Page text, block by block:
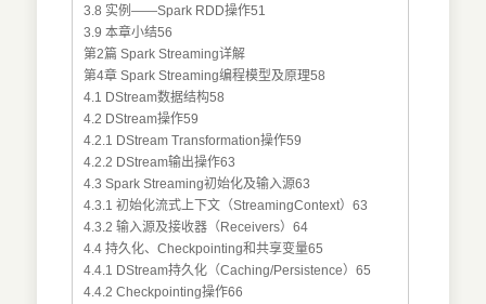
3.8 实例——Spark RDD操作51
3.9 本章小结56
第2篇 Spark Streaming详解
第4章 Spark Streaming编程模型及原理58
4.1 DStream数据结构58
4.2 DStream操作59
4.2.1 DStream Transformation操作59
4.2.2 DStream输出操作63
4.3 Spark Streaming初始化及输入源63
4.3.1 初始化流式上下文（StreamingContext）63
4.3.2 输入源及接收器（Receivers）64
4.4 持久化、Checkpointing和共享变量65
4.4.1 DStream持久化（Caching/Persistence）65
4.4.2 Checkpointing操作66